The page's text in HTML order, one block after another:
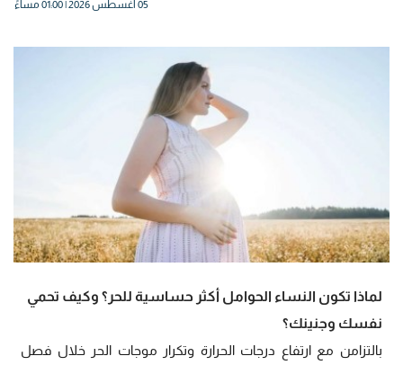
05 اغسطس 2026 | 01:00 مساءً
لماذا تكون النساء الحوامل أكثر حساسية للحر؟ وكيف تحمي
نفسك وجنينك؟
بالتزامن مع ارتفاع درجات الحرارة وتكرار موجات الحر خلال فصل